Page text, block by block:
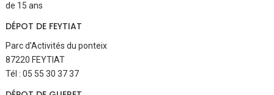
de 15 ans
DÉPOT DE FEYTIAT
Parc d’Activités du ponteix
87220 FEYTIAT
Tél : 05 55 30 37 37